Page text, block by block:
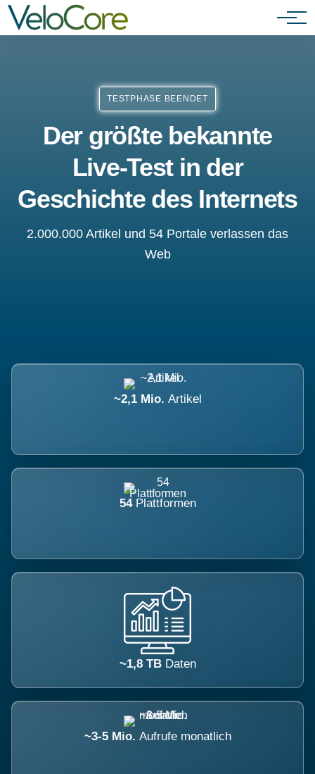
Agenturen & Webdesigner
TESTPHASE BEENDET
Der größte bekannte
Live-Test in der
Geschichte des Internets
2.000.000 Artikel und 54 Portale verlassen das
Web
~2,1 Mio. Artikel
54 Plattformen
~1,8 TB Daten
~3-5 Mio. Aufrufe monatlich